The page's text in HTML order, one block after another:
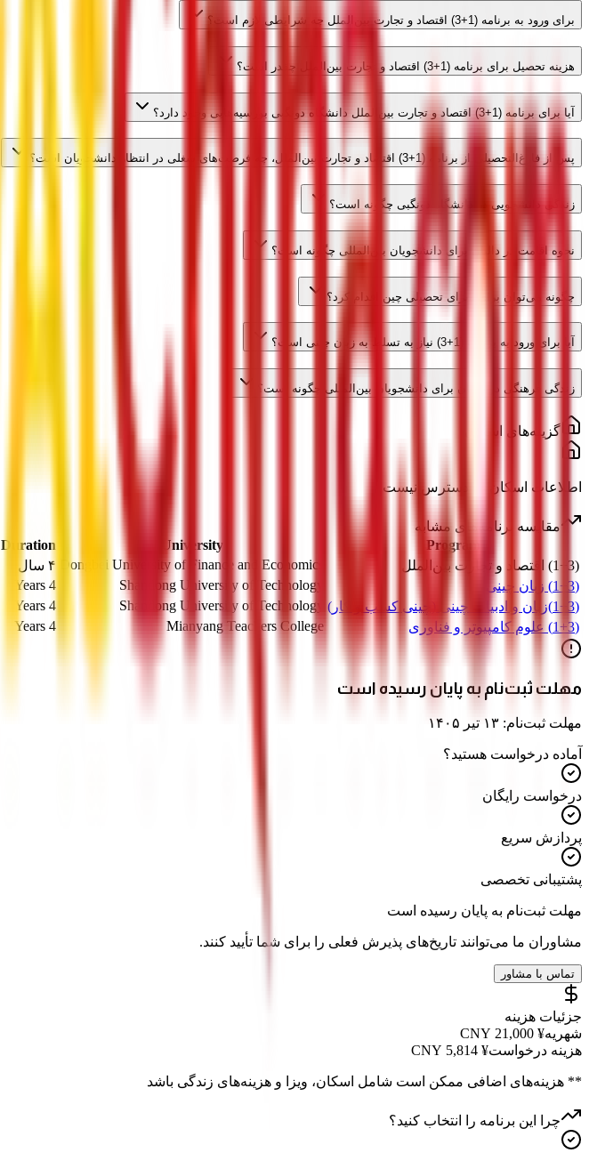
برای ورود به برنامه (1+3) اقتصاد و تجارت بین‌الملل چه شرایطی لازم است؟
هزینه تحصیل برای برنامه (1+3) اقتصاد و تجارت بین‌الملل چقدر است؟
آیا برای برنامه (1+3) اقتصاد و تجارت بین‌الملل دانشگاه دونگبی بورسیه‌هایی وجود دارد؟
پس از فارغ‌التحصیلی از برنامه (1+3) اقتصاد و تجارت بین‌الملل، چه فرصت‌های شغلی در انتظار دانشجویان است؟
زندگی دانشجویی در دانشگاه دونگبی چگونه است؟
نحوه اقامت در دالیان برای دانشجویان بین‌المللی چگونه است؟
چگونه می‌توان برای ویزای تحصیلی چین اقدام کرد؟
آیا برای ورود به برنامه (1+3) نیاز به تسلط به زبان چینی است؟
زندگی فرهنگی در دالیان برای دانشجویان بین‌المللی چگونه است؟
گزینه‌های اسکان
اطلاعات اسکان در دسترس نیست
مقایسه برنامه‌های مشابه
Program
University
Duration
(1+3) اقتصاد و تجارت بین‌الملل
Dongbei University of Finance and Economics ۴ سال
(1+3) زبان چینی
Shandong University of Technology
4 Years
(1+3)زبان و ادبیات چینی (چینی کسب و کار)
Shandong University of Technology
4 Years
(1+3) علوم کامپیوتر و فناوری
Mianyang Teachers College
4 Years
مهلت ثبت‌نام به پایان رسیده است
مهلت ثبت‌نام: ۱۳ تیر ۱۴۰۵
آماده درخواست هستید؟
درخواست رایگان
پردازش سریع
پشتیبانی تخصصی
مهلت ثبت‌نام به پایان رسیده است
مشاوران ما می‌توانند تاریخ‌های پذیرش فعلی را برای شما تأیید کنند.
تماس با مشاور
جزئیات هزینه
شهریه¥
21,000
هزینه درخواست¥
5,814
** هزینه‌های اضافی ممکن است شامل اسکان، ویزا و هزینه‌های زندگی باشد
چرا این برنامه را انتخاب کنید؟